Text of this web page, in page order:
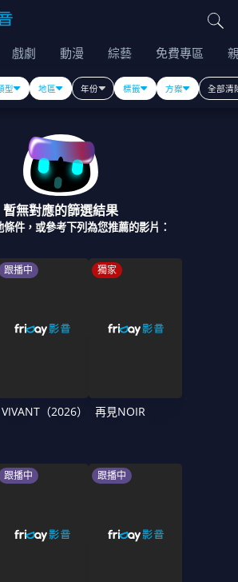
戲劇 動漫 綜藝 免費專區
型 地區 年份 標籤 方案 全部清
暫無對應的篩選結果
件，或參考下列為您推薦的影片：
跟播中
VIVANT（2026）
獨家
再見NOIR
跟播中 跟播中